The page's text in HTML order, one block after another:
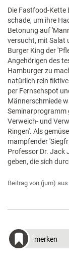
Die Fastfood-Kette
schade, um ihre
Betonung auf
versucht, mit Salat
Burger King der
Angehörigen des
Hamburger zu
natürlich rein
per Fernsehspot
Männerschmiede
Seminarprogramm
Verweich- und
Ringen'. Als
mampfender
Professor Dr. Jack
geben, die sich
Beitrag von (jum) aus
merken